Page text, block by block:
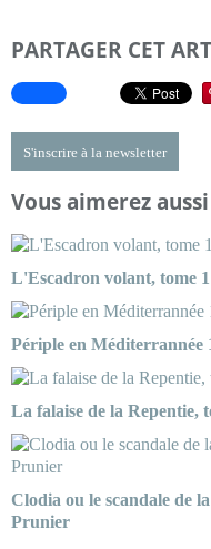
PARTAGER CET
S'inscrire à la newsletter
Vous aimerez
L'Escadron volant, tome
Périple en Méditerrannée
La falaise de la Repentie,
Clodia ou le scandale de
Prunier